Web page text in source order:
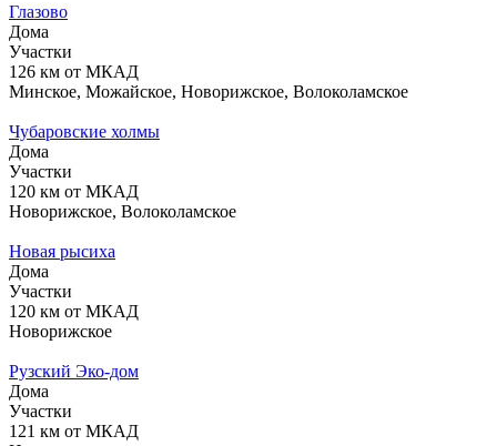
Глазово
Дома
Участки
126 км от МКАД
Минское, Можайское, Новорижское, Волоколамское
Чубаровские холмы
Дома
Участки
120 км от МКАД
Новорижское, Волоколамское
Новая рысиха
Дома
Участки
120 км от МКАД
Новорижское
Рузский Эко-дом
Дома
Участки
121 км от МКАД